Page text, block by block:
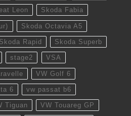
Leon Skoda Fabia
Skoda Octavia A5
Skoda Rapid Skoda Superb
stage2 VSA
VW Golf 6
6 vw passat b6
Tiguan VW Touareg GP